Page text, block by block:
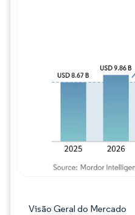
Visão Geral do Mercado